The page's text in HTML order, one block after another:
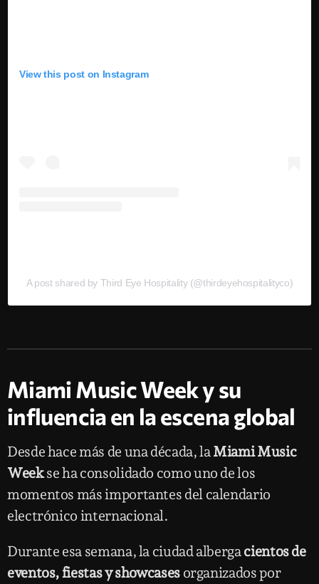
View this post on Instagram
A post shared by Third Eye Hospitality (@thirdeyehospitalityco)
Miami Music Week y su
influencia en la escena global
Desde hace más de una década, la Miami Music
Weekse ha consolidado como uno de los
momentos más importantes del calendario
electrónico internacional.
Durante esa semana, la ciudad alberga cientos de
eventos, fiestas y showcasesorganizados por